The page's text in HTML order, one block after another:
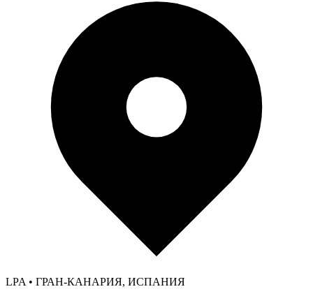
LPA • ГРАН-КАНАРИЯ, ИСПАНИЯ